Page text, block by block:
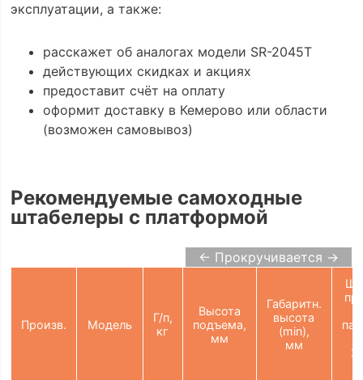
эксплуатации, а также:
расскажет об аналогах модели SR-2045T
действующих скидках и акциях
предоставит счёт на оплату
оформит доставку в Кемерово или области
(возможен самовывоз)
Рекомендуемые самоходные
штабелеры с платформой
← Прокручивается →
Произв. Модель
Г/п,
кг
Высота
подъема,
мм
Габаритн.
высота
(min),
мм